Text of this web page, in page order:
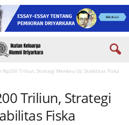
Rp200 Triliun, Strategi Menkeu Uji Stabilitas Fiska
Triliun, Strategi
Fiska